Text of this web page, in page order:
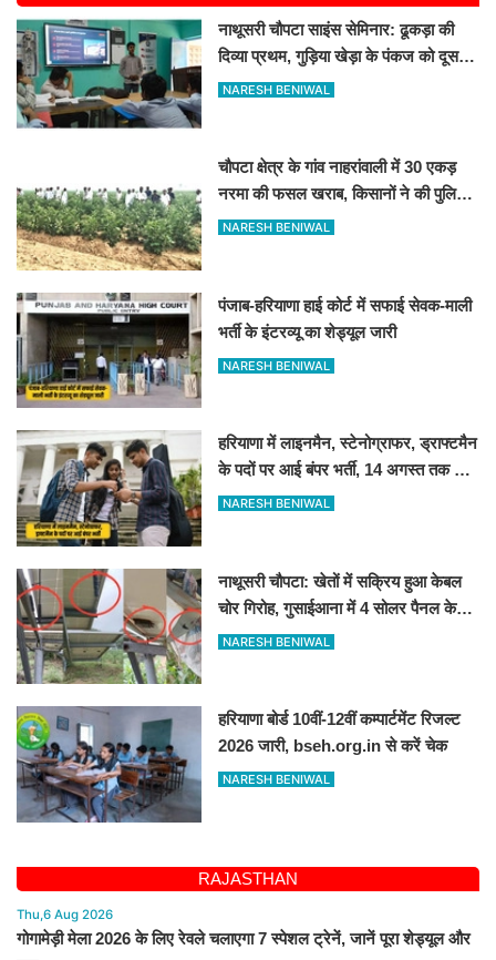
नाथूसरी चौपटा साइंस सेमिनार: ढूकड़ा की
दिव्या प्रथम, गुड़िया खेड़ा के पंकज को दूसरा
स्थान
NARESH BENIWAL
चौपटा क्षेत्र के गांव नाहरांवाली में 30 एकड़
नरमा की फसल खराब, किसानों ने की पुलिस
व कृषि विभाग से जांच की मांग
NARESH BENIWAL
पंजाब-हरियाणा हाई कोर्ट में सफाई सेवक-माली
भर्ती के इंटरव्यू का शेड्यूल जारी
NARESH BENIWAL
हरियाणा में लाइनमैन, स्टेनोग्राफर, ड्राफ्टमैन
के पदों पर आई बंपर भर्ती, 14 अगस्त तक करें
आवेदन
NARESH BENIWAL
नाथूसरी चौपटा: खेतों में सक्रिय हुआ केबल
चोर गिरोह, गुसाईआना में 4 सोलर पैनल केबल
की चोरी
NARESH BENIWAL
हरियाणा बोर्ड 10वीं-12वीं कम्पार्टमेंट रिजल्ट
2026 जारी, bseh.org.in से करें चेक
NARESH BENIWAL
RAJASTHAN
Thu,6 Aug 2026
गोगामेड़ी मेला 2026 के लिए रेवले चलाएगा 7 स्पेशल ट्रेनें, जानें पूरा शेड्यूल और